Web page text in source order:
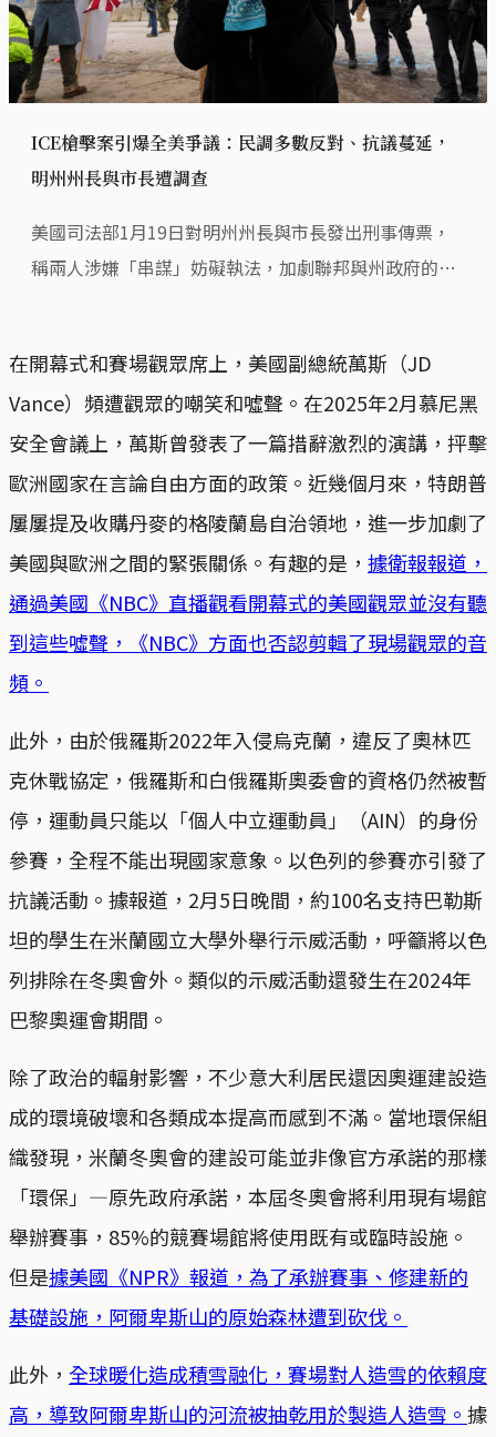
ICE槍擊案引爆全美爭議：民調多數反對、抗議蔓延，
明州州長與市長遭調查
美國司法部1月19日對明州州長與市長發出刑事傳票，
稱兩人涉嫌「串謀」妨礙執法，加劇聯邦與州政府的權
在開幕式和賽場觀眾席上，美國副總統萬斯（JD
Vance）頻遭觀眾的嘲笑和噓聲。在2025年2月慕尼黑
安全會議上，萬斯曾發表了一篇措辭激烈的演講，抨擊
歐洲國家在言論自由方面的政策。近幾個月來，特朗普
屢屢提及收購丹麥的格陵蘭島自治領地，進一步加劇了
美國與歐洲之間的緊張關係。有趣的是， 據衛報報道，
通過美國《NBC》直播觀看開幕式的美國觀眾並沒有聽
到這些噓聲，《NBC》方面也否認剪輯了現場觀眾的音
頻。
此外，由於俄羅斯2022年入侵烏克蘭，違反了奧林匹
克休戰協定，俄羅斯和白俄羅斯奧委會的資格仍然被暫
停，運動員只能以「個人中立運動員」（AIN）的身份
參賽，全程不能出現國家意象。以色列的參賽亦引發了
抗議活動。據報道，2月5日晚間，約100名支持巴勒斯
坦的學生在米蘭國立大學外舉行示威活動，呼籲將以色
列排除在冬奧會外。類似的示威活動還發生在2024年
巴黎奧運會期間。
除了政治的輻射影響，不少意大利居民還因奧運建設造
成的環境破壞和各類成本提高而感到不滿。當地環保組
織發現，米蘭冬奧會的建設可能並非像官方承諾的那樣
「環保」—原先政府承諾，本屆冬奧會將利用現有場館
舉辦賽事，85%的競賽場館將使用既有或臨時設施。
但是據美國《NPR》報道，為了承辦賽事、修建新的
基礎設施，阿爾卑斯山的原始森林遭到砍伐。
此外， 全球暖化造成積雪融化，賽場對人造雪的依賴度
高，導致阿爾卑斯山的河流被抽乾用於製造人造雪。 據